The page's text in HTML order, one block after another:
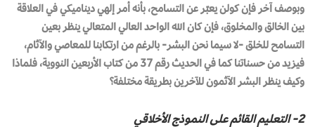
وبوصف آخر فإن كولن يعبّر عن التسامح، بأنه أمر إلهي ديناميكي في العلاقة
بين الخالق والمخلوق، فإن كان الله الواحد العالي المتعالي ينظر بعين
التسامح للخلق -لا سيما نحن البشر- بالرغم من ارتكابنا للمعاصي والآثام،
فيزيد من حسناتنا كما في الحديث رقم 37 من كتاب الأربعين النووية، فلماذا
وكيف ينظر البشر الآثمون للآخرين بطريقة مختلفة؟
2- التعليم القائم على النموذج الأخلاقي